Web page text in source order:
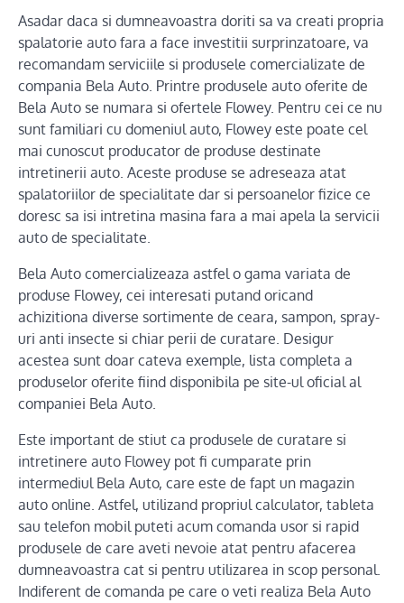
Asadar daca si dumneavoastra doriti sa va creati propria
spalatorie auto fara a face investitii surprinzatoare, va
recomandam serviciile si produsele comercializate de
compania Bela Auto. Printre produsele auto oferite de
Bela Auto se numara si ofertele Flowey. Pentru cei ce nu
sunt familiari cu domeniul auto, Flowey este poate cel
mai cunoscut producator de produse destinate
intretinerii auto. Aceste produse se adreseaza atat
spalatoriilor de specialitate dar si persoanelor fizice ce
doresc sa isi intretina masina fara a mai apela la servicii
auto de specialitate.
Bela Auto comercializeaza astfel o gama variata de
produse Flowey, cei interesati putand oricand
achizitiona diverse sortimente de ceara, sampon, spray-
uri anti insecte si chiar perii de curatare. Desigur
acestea sunt doar cateva exemple, lista completa a
produselor oferite fiind disponibila pe site-ul oficial al
companiei Bela Auto.
Este important de stiut ca produsele de curatare si
intretinere auto Flowey pot fi cumparate prin
intermediul Bela Auto, care este de fapt un magazin
auto online. Astfel, utilizand propriul calculator, tableta
sau telefon mobil puteti acum comanda usor si rapid
produsele de care aveti nevoie atat pentru afacerea
dumneavoastra cat si pentru utilizarea in scop personal.
Indiferent de comanda pe care o veti realiza Bela Auto